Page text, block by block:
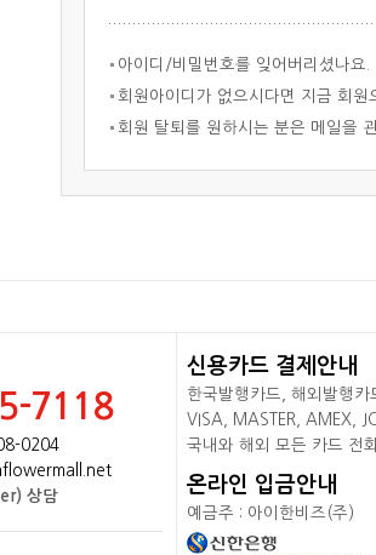
아이디/비밀번호를 잊어버리셨나요.
회원아이디가 없으시다면 지금 회원
회원 탈퇴를 원하시는 분은 메일을
7118
0204
상담
신용카드 결제안내
한국발행카드, 해외발행
VISA, MASTER, AMEX,
국내와 해외 모든 카드 전
온라인 입금안내
예금주 : 아이한비즈(주)